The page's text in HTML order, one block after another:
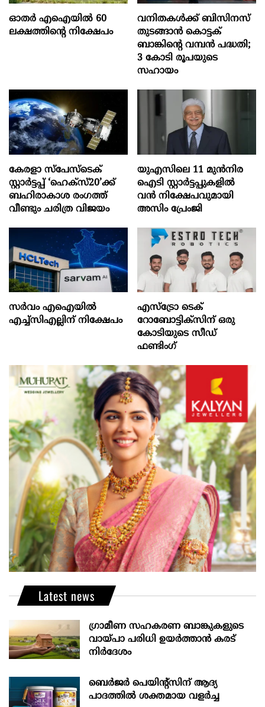
ഓതര്‍ എഐയില്‍ 60
ലക്ഷത്തിന്റെ നിക്ഷേപം
വനിതകൾക്ക് ബിസിനസ്
തുടങ്ങാൻ കൊട്ടക്
ബാങ്കിൻ്റെ വമ്പൻ പദ്ധതി;
3 കോടി രൂപയുടെ
സഹായം
കേരളാ സ്പേസ്ടെക്
സ്റ്റാർട്ടപ്പ് ‘ഹെക്സ്20’ക്ക്
ബഹിരാകാശ രംഗത്ത്
വീണ്ടും ചരിത്ര വിജയം
യുഎസിലെ 11 മുന്‍നിര
ഐടി സ്റ്റാര്‍ട്ടപ്പുകളില്‍
വന്‍ നിക്ഷേപവുമായി
അസിം പ്രേംജി
സർവം എഐയിൽ
എച്ച്സിഎല്ലിന് നിക്ഷേപം
എസ്‌ട്രോ ടെക്
റോബോട്ടിക്‌സിന് ഒരു
കോടിയുടെ സീഡ്
ഫണ്ടിംഗ്
Latest news
ഗ്രാമീണ സഹകരണ ബാങ്കുകളുടെ
വായ്പാ പരിധി ഉയർത്താൻ കരട്
നിർദേശം
ബെർജർ പെയിന്റ്സിന് ആദ്യ
പാദത്തിൽ ശക്തമായ വളർച്ച